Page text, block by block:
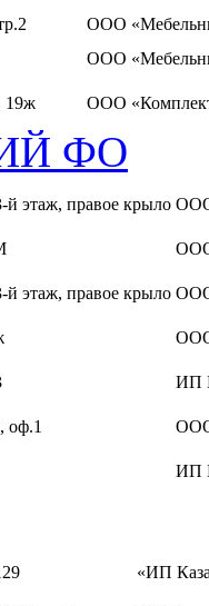
ООО
ООО
19ж ООО
ФО
й этаж, правое крыло
й этаж, правое крыло
ИП
оф.1
ИП
«ИП